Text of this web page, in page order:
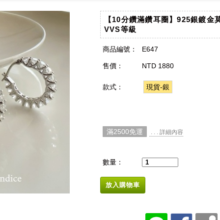
【10分鑽滿鑽耳圈】925銀鍍金
VVS等級
商品編號： E647
售價： NTD 1880
款式： 現貨-銀
滿2500免運 . . . 詳細內容
數量：
放入購物車